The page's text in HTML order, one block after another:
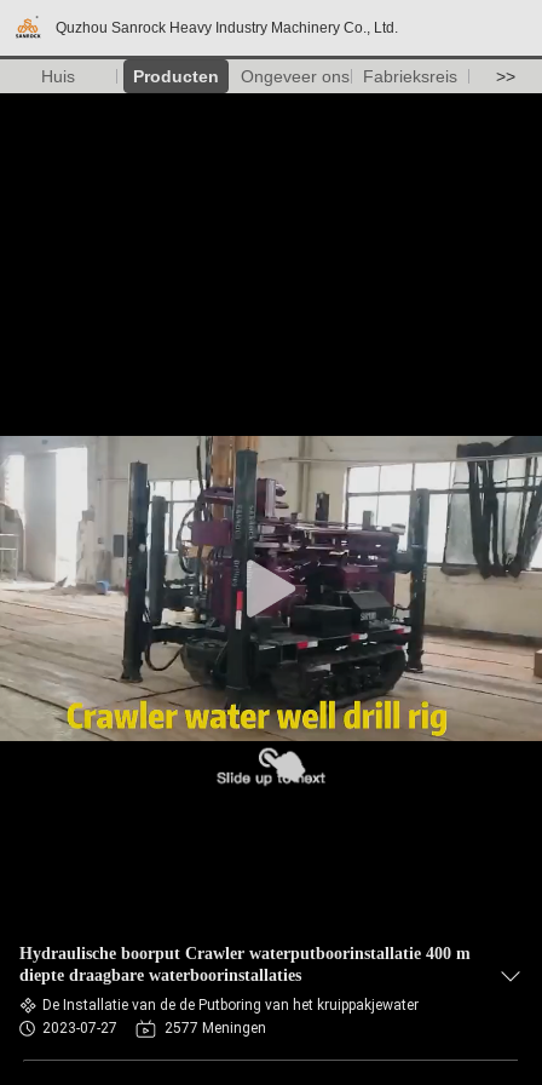
Quzhou Sanrock Heavy Industry Machinery Co., Ltd.
Huis Producten Ongeveer ons Fabrieksreis >>
Hydraulische boorput Crawler waterputboorinstallatie 400 m
diepte draagbare waterboorinstallaties
De Installatie van de de Putboring van het kruippakjewater
2023-07-27
2577 Meningen